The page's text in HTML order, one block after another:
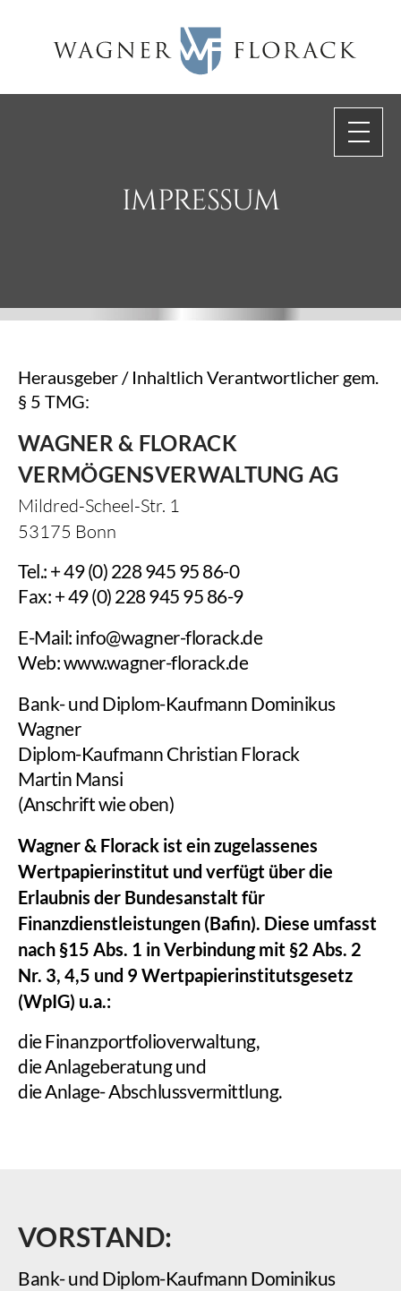
IMPRESSUM
Herausgeber / Inhaltlich Verantwortlicher gem.
§ 5 TMG:
WAGNER & FLORACK
VERMÖGENSVERWALTUNG AG
Mildred-Scheel-Str. 1
53175 Bonn
Tel.: + 49 (0) 228 945 95 86-0
Fax: + 49 (0) 228 945 95 86-9
E-Mail: info@wagner-florack.de
Web: www.wagner-florack.de
Bank- und Diplom-Kaufmann Dominikus
Wagner
Diplom-Kaufmann Christian Florack
Martin Mansi
(Anschrift wie oben)
Wagner & Florack ist ein zugelassenes
Wertpapierinstitut und verfügt über die
Erlaubnis der Bundesanstalt für
Finanzdienstleistungen (Bafin). Diese umfasst
nach §15 Abs. 1 in Verbindung mit §2 Abs. 2
Nr. 3, 4,5 und 9 Wertpapierinstitutsgesetz
(WpIG) u.a.:
die Finanzportfolioverwaltung,
die Anlageberatung und
die Anlage- Abschlussvermittlung.
VORSTAND:
Bank- und Diplom-Kaufmann Dominikus